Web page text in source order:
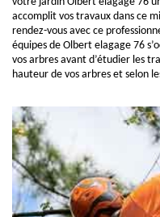
accomplit vos travaux dans ce
rendez-vous avec ce
équipes de Olbert elagage 76
vos arbres avant d’étudier les
hauteur de vos arbres et selon